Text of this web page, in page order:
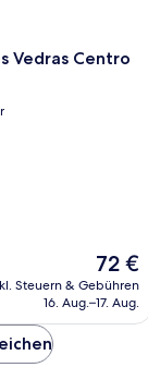
Vedras Centro
Der
Preis
beträgt
72 €
Steuern & Gebühren
16. Aug.–17. Aug.